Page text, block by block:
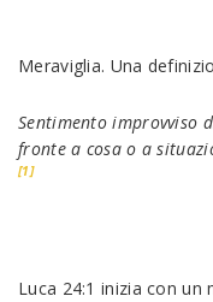
Meraviglia. Una
Sentimento improvviso
fronte a cosa o a
[1]
Luca 24:1 inizia con un